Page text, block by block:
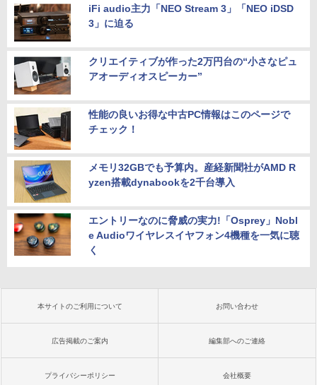
iFi audio主力「NEO Stream 3」「NEO iDSD
3」に迫る
クリエイティブが作った2万円台の“小さなピュ
アオーディオスピーカー”
性能の良いお得な中古PC情報はこのページで
チェック！
メモリ32GBでも予算内。産経新聞社がAMD R
yzen搭載dynabookを2千台導入
エントリーなのに脅威の実力!「Osprey」Nobl
e Audioワイヤレスイヤフォン4機種を一気に聴
く
本サイトのご利用について お問い合わせ
広告掲載のご案内 編集部へのご連絡
プライバシーポリシー 会社概要